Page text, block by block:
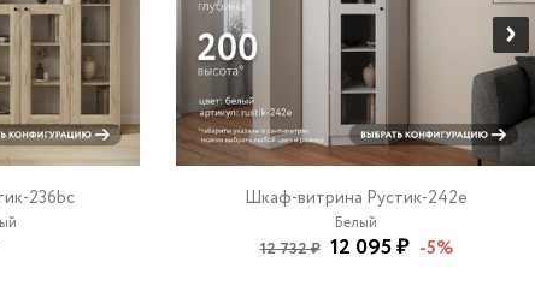
236bc Шкаф-витрина Рустик-242e
Белый
12 732 ₽ 12 095 ₽ -5%